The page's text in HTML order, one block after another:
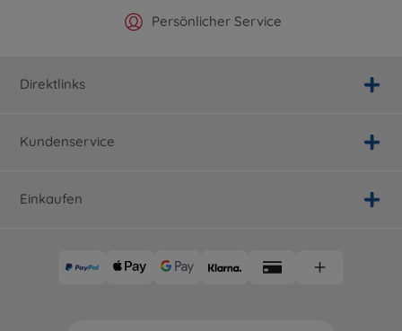
Offizieller Hersteller Shop
Persönlicher Service
Versandkostenfrei ab 25€
Schnelle Lieferung
Direktlinks
Kundenservice
Einkaufen